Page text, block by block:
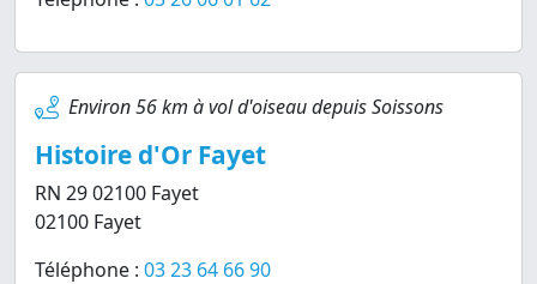
Environ 56 km à vol d'oiseau depuis Soissons
Histoire d'Or Fayet
RN 29 02100 Fayet
02100 Fayet
Téléphone : 03 23 64 66 90